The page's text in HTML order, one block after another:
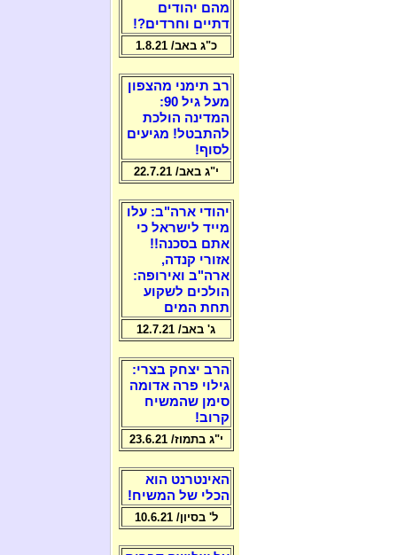
מהם יהודים
דתיים וחרדים?!
כ"ג באב/ 1.8.21
רב תימני מהצפון
מעל גיל 90:
המדינה הולכת
להתבטל! מגיעים
לסוף!
י"ג באב/ 22.7.21
יהודי ארה"ב: עלו
מייד לישראל כי
אתם בסכנה!!
אזורי קנדה,
ארה"ב ואירופה:
הולכים לשקוע
תחת המים
ג' באב/ 12.7.21
הרב יצחק בצרי:
גילוי פרה אדומה
סימן שהמשיח
קרוב!
י"ג בתמוז/ 23.6.21
האינטרנט הוא
הכלי של המשיח!
ל' בסיון/ 10.6.21